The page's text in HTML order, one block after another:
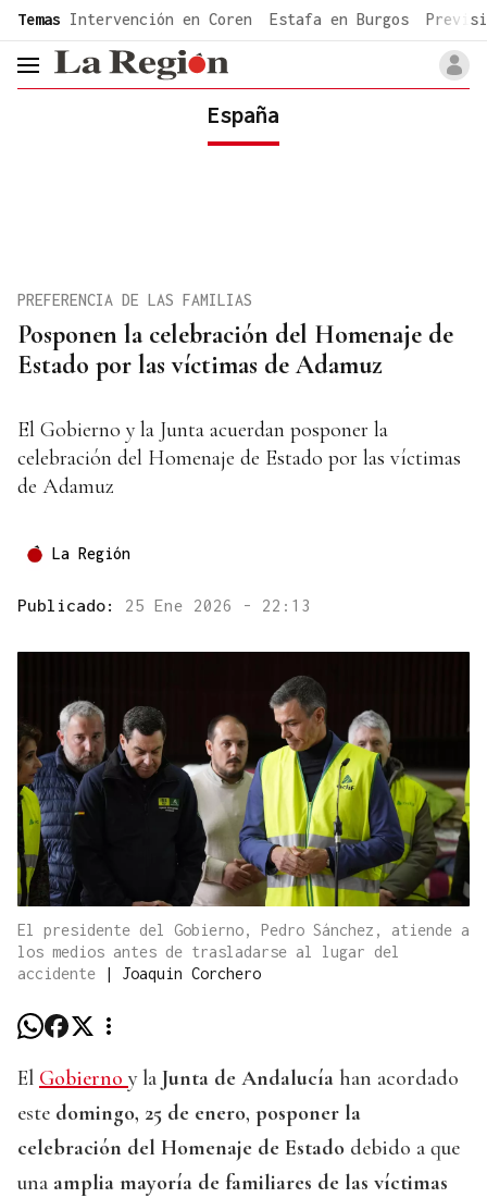
common.go-to-content
Temas Intervención en Coren Estafa en Burgos
header.menu.open
España
Posponen la celebración del Homenaje de
Estado por las víctimas de Adamuz
PREFERENCIA DE LAS FAMILIAS
El Gobierno y la Junta acuerdan posponer la
celebración del Homenaje de Estado por las víctimas
de Adamuz
La Región
Publicado: 25 Ene 2026 - 22:13
El presidente del Gobierno, Pedro Sánchez, atiende a
los medios antes de trasladarse al lugar del
accidente
| Joaquin Corchero
El Gobierno y la Junta de Andalucía han acordado
este domingo, 25 de enero, posponer la
celebración del Homenaje de Estado debido a que
una amplia mayoría de familiares de las víctimas